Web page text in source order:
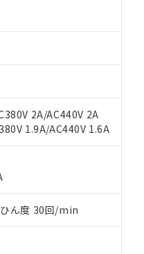
2A/AC440V 2A
1.9A/AC440V 1.6A
ん度 30回/min
またはお客様担当のオムロ
ットワーク
」をご確認くだ
第三者に漏洩または開示し
いただくには、I-Webメン
商談に必要な範囲で利用す
以下、ポリ臭化ジフェニルエーテル
く。
ことを確認しています。
とがあります。
ていることを示します。
い。
、 BBP(フタル酸ブチルベンジル
ことを示します。
いし、環境に深刻な影響を
い。
府の輸出許可(または役務取
、2および3の内容を当該第
に輸出するおそれがある場
お取引先、またはお客様担当
いない機種